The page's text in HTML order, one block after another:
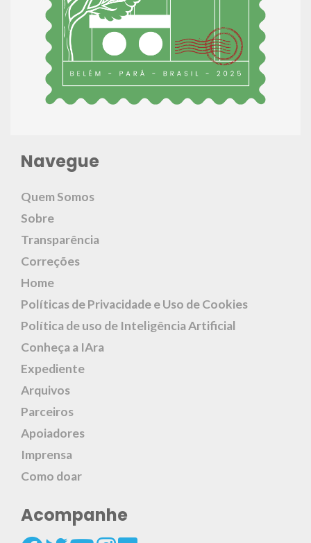
Navegue
Quem Somos
Sobre
Transparência
Correções
Home
Políticas de Privacidade e Uso de Cookies
Política de uso de Inteligência Artificial
Conheça a IAra
Expediente
Arquivos
Parceiros
Apoiadores
Imprensa
Como doar
Acompanhe